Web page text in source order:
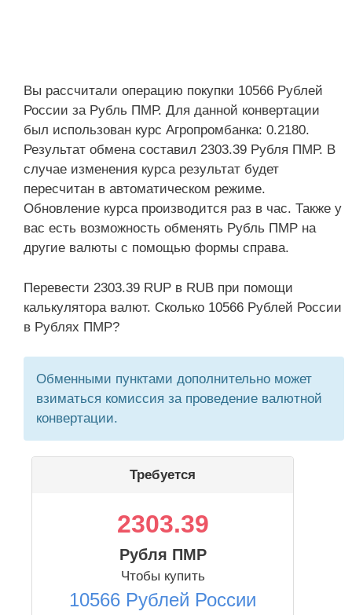
Вы рассчитали операцию покупки 10566 Рублей
России за Рубль ПМР. Для данной конвертации
был использован курс Агропромбанка: 0.2180.
Результат обмена составил 2303.39 Рубля ПМР. В
случае изменения курса результат будет
пересчитан в автоматическом режиме.
Обновление курса производится раз в час. Также у
вас есть возможность обменять Рубль ПМР на
другие валюты с помощью формы справа.
Перевести 2303.39 RUP в RUB при помощи
калькулятора валют. Сколько 10566 Рублей России
в Рублях ПМР?
Обменными пунктами дополнительно может
взиматься комиссия за проведение валютной
конвертации.
Требуется
2303.39
Рубля ПМР
Чтобы купить
10566 Рублей России